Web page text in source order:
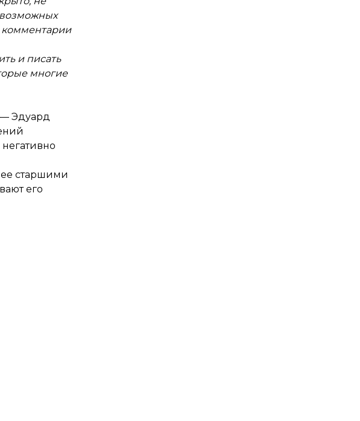
возможных
комментарии
и писать
многие
Эдуард
старшими
его